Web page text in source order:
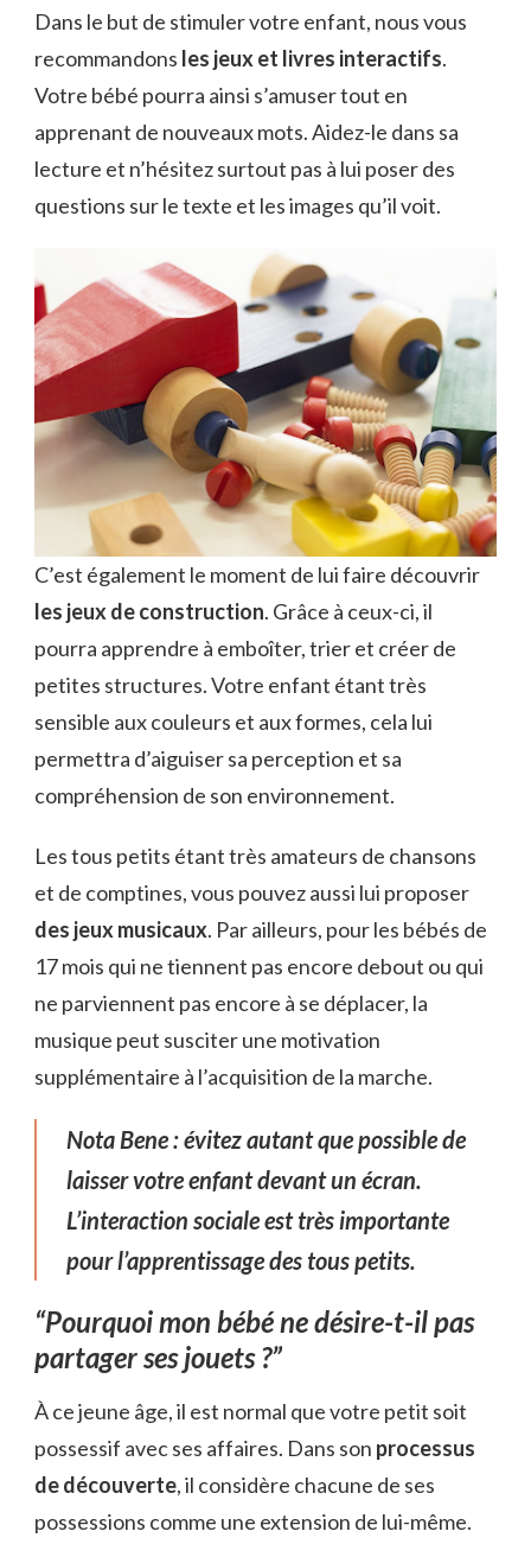
Dans le but de stimuler votre enfant, nous vous
recommandons les jeux et livres interactifs.
Votre bébé pourra ainsi s’amuser tout en
apprenant de nouveaux mots. Aidez-le dans sa
lecture et n’hésitez surtout pas à lui poser des
questions sur le texte et les images qu’il voit.
C’est également le moment de lui faire découvrir
les jeux de construction. Grâce à ceux-ci, il
pourra apprendre à emboîter, trier et créer de
petites structures. Votre enfant étant très
sensible aux couleurs et aux formes, cela lui
permettra d’aiguiser sa perception et sa
compréhension de son environnement.
Les tous petits étant très amateurs de chansons
et de comptines, vous pouvez aussi lui proposer
des jeux musicaux. Par ailleurs, pour les bébés de
17 mois qui ne tiennent pas encore debout ou qui
ne parviennent pas encore à se déplacer, la
musique peut susciter une motivation
supplémentaire à l’acquisition de la marche.
Nota Bene : évitez autant que possible de
laisser votre enfant devant un écran.
L’interaction sociale est très importante
pour l’apprentissage des tous petits.
“Pourquoi mon bébé ne désire-t-il pas
partager ses jouets ?”
À ce jeune âge, il est normal que votre petit soit
possessif avec ses affaires. Dans son processus
de découverte, il considère chacune de ses
possessions comme une extension de lui-même.